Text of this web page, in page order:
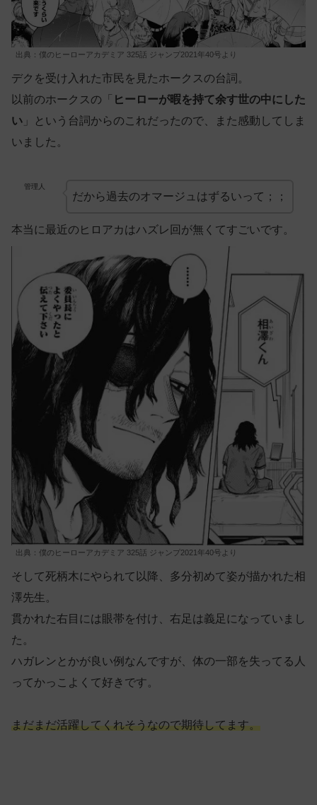
出典：僕のヒーローアカデミア 325話 ジャンプ2021年40号より
デクを受け入れた市民を見たホークスの台詞。
以前のホークスの「 ヒーローが暇を持て余す世の中にした
い 」という台詞からのこれだったので、また感動してしま
いました。
管理人
だから過去のオマージュはずるいって；；
本当に最近のヒロアカはハズレ回が無くてすごいです。
出典：僕のヒーローアカデミア 325話 ジャンプ2021年40号より
そして死柄木にやられて以降、多分初めて姿が描かれた相
澤先生。
貫かれた右目には眼帯を付け、右足は義足になっていまし
た。
ハガレンとかが良い例なんですが、体の一部を失ってる人
ってかっこよくて好きです。
まだまだ活躍してくれそうなので期待してます。